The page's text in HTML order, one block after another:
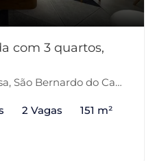
com 3 quartos,
Bernardo do Campo-SP
2 Vagas 151 m²